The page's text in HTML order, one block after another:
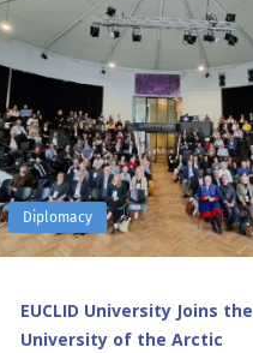
Diplomacy
EUCLID University Joins the
University of the Arctic